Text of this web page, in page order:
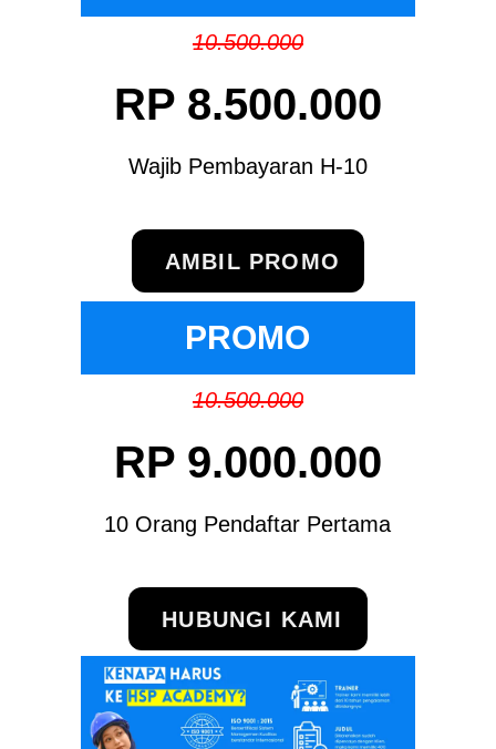
10.500.000
RP 8.500.000
Wajib Pembayaran H-10
AMBIL PROMO
PROMO
10.500.000
RP 9.000.000
10 Orang Pendaftar Pertama
HUBUNGI KAMI